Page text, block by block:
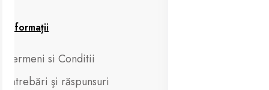
Informații
Termeni si Conditii
Întrebări şi răspunsuri